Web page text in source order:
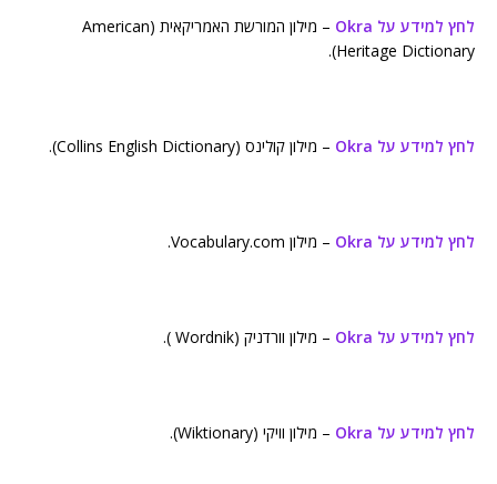
לחץ למידע על Okra
– מילון המורשת האמריקאית (American
Heritage Dictionary).
לחץ למידע על Okra – מילון קולינס (Collins English Dictionary).
לחץ למידע על Okra – מילון Vocabulary.com.
לחץ למידע על Okra – מילון וורדניק (Wordnik ).
לחץ למידע על Okra – מילון וויקי (Wiktionary).